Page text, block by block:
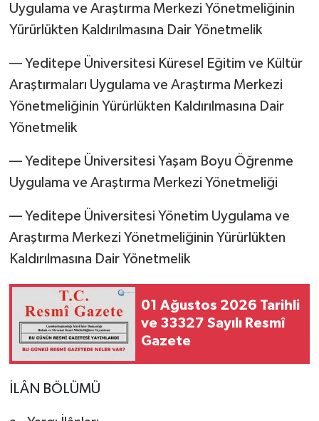
Uygulama ve Araştırma Merkezi Yönetmeliğinin
Yürürlükten Kaldırılmasına Dair Yönetmelik
–– Yeditepe Üniversitesi Küresel Eğitim ve Kültür
Araştırmaları Uygulama ve Araştırma Merkezi
Yönetmeliğinin Yürürlükten Kaldırılmasına Dair
Yönetmelik
–– Yeditepe Üniversitesi Yaşam Boyu Öğrenme
Uygulama ve Araştırma Merkezi Yönetmeliği
–– Yeditepe Üniversitesi Yönetim Uygulama ve
Araştırma Merkezi Yönetmeliğinin Yürürlükten
Kaldırılmasına Dair Yönetmelik
01 Ağustos 2026 Tarihli
ve 33327 Sayılı Resmî
Gazete
İLÂN BÖLÜMÜ